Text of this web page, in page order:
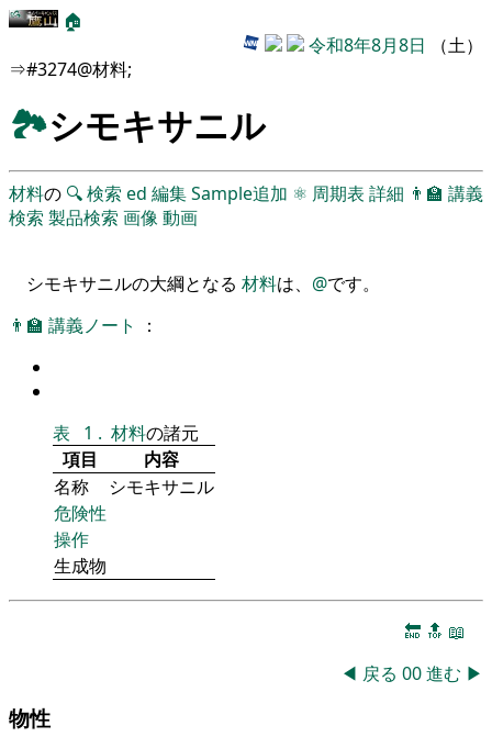
🏠
令和8年8月8日 （土）
⇒#3274@材料;
🏞シモキサニル
材料の 🔍検索 ed 編集Sample追加 ⚛ 周期表 詳細 👨‍🏫 講義
検索 製品検索 画像動画
シモキサニルの大綱となる 材料は、 @です。
👨‍🏫 講義ノート ：
表 1 . 材料の諸元
項目
内容
名称
シモキサニル
危険性
操作
生成物
🔚 🔝 📖
◀ 戻る 00進む ▶
物性